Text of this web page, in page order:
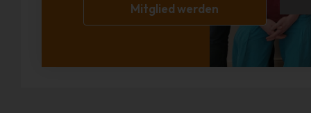
Mitglied werden